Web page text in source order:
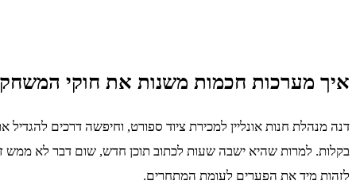
איך מערכות חכמות משנות את חוקי
דנה מנהלת חנות אונליין למכירת ציוד ספורט, וחיפשה דרכים
בקלות. למרות שהיא ישבה שעות לכתוב תוכן חדש, שום דבר לא ממש זז.
לזהות מיד את הפערים לעומת המתחרים.